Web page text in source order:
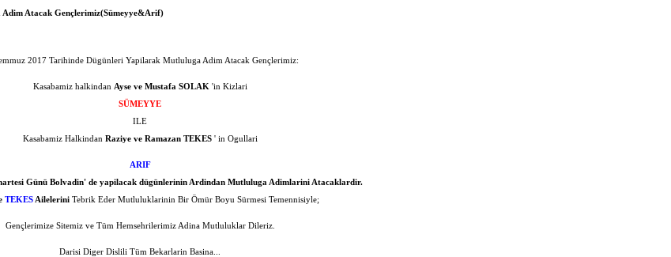
Adim Atacak Gençlerimiz(Sümeyye&Arif)
2017 Tarihinde Dügünleri Yapilarak Mutluluga Adim Atacak Gençlerimiz:
Kasabamiz halkindan Ayse ve Mustafa SOLAK 'in Kizlari
SÜMEYYE
ILE
Kasabamiz Halkindan Raziye ve Ramazan TEKES ' in Ogullari
ARIF
Günü Bolvadin' de yapilacak dügünlerinin Ardindan Mutluluga Adimlarini Atacaklardir.
TEKES Ailelerini Tebrik Eder Mutluluklarinin Bir Ömür Boyu Sürmesi Temennisiyle;
Gençlerimize Sitemiz ve Tüm Hemsehrilerimiz Adina Mutluluklar Dileriz.
Darisi Diger Dislili Tüm Bekarlarin Basina...